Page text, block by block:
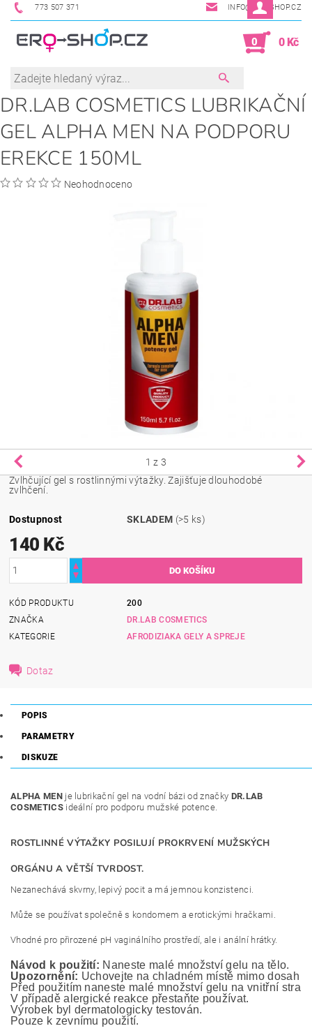
773 507 371 INFO@ERO-SHOP.CZ
0 0 Kč
DR.LAB COSMETICS LUBRIKAČNÍ
GEL ALPHA MEN NA PODPORU
EREKCE 150ML
Neohodnoceno
1 z 3
Zvlhčující gel s rostlinnými výtažky. Zajišťuje dlouhodobé
zvlhčení.
Dostupnost SKLADEM (>5 ks)
140 Kč
KÓD PRODUKTU
200
ZNAČKA
DR.LAB COSMETICS
KATEGORIE
AFRODIZIAKA GELY A SPREJE
Dotaz
POPIS
PARAMETRY
DISKUZE
ALPHA MEN je lubrikační gel na vodní bázi od značky DR.LAB
COSMETICS ideální pro podporu mužské potence.
ROSTLINNÉ VÝTAŽKY POSILUJÍ PROKRVENÍ MUŽSKÝCH
ORGÁNU A VĚTŠÍ TVRDOST.
Nezanechává skvrny, lepivý pocit a má jemnou konzistenci.
Může se používat společně s kondomem a erotickými hračkami.
Vhodné pro přirozené pH vaginálního prostředí, ale i anální hrátky.
Návod k použití: Naneste malé množství gelu na tělo.
Upozornění: Uchovejte na chladném místě mimo dosah
Před použitím naneste malé množství gelu na vnitřní
V případě alergické reakce přestaňte používat.
Výrobek byl dermatologicky testován.
Pouze k zevnímu použití.